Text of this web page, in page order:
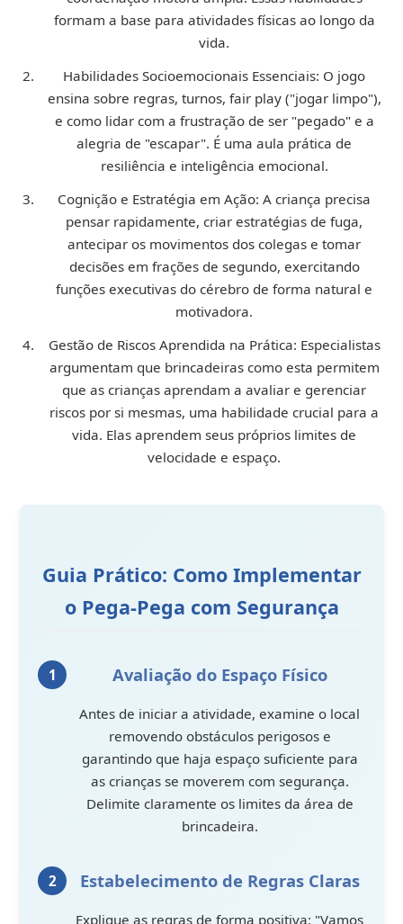
formam a base para atividades físicas ao longo da
vida.
Habilidades Socioemocionais Essenciais: O jogo
ensina sobre regras, turnos, fair play ("jogar limpo"),
e como lidar com a frustração de ser "pegado" e a
alegria de "escapar". É uma aula prática de
resiliência e inteligência emocional.
Cognição e Estratégia em Ação: A criança precisa
pensar rapidamente, criar estratégias de fuga,
antecipar os movimentos dos colegas e tomar
decisões em frações de segundo, exercitando
funções executivas do cérebro de forma natural e
motivadora.
Gestão de Riscos Aprendida na Prática: Especialistas
argumentam que brincadeiras como esta permitem
que as crianças aprendam a avaliar e gerenciar
riscos por si mesmas, uma habilidade crucial para a
vida. Elas aprendem seus próprios limites de
velocidade e espaço.
Guia Prático: Como Implementar
o Pega-Pega com Segurança
Avaliação do Espaço Físico
Antes de iniciar a atividade, examine o local
removendo obstáculos perigosos e
garantindo que haja espaço suficiente para
as crianças se moverem com segurança.
Delimite claramente os limites da área de
brincadeira.
Estabelecimento de Regras Claras
Explique as regras de forma positiva: "Vamos